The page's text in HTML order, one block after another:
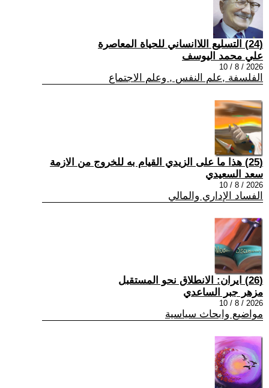
(24) التسليع اللاانساني للحياة المعاصرة
علي محمد اليوسف
2026 / 8 / 10
الفلسفة ,علم النفس , وعلم الاجتماع
(25) هذا ما على الزيدي القيام به للخروج من الازمة
سعد السعيدي
2026 / 8 / 10
الفساد الإداري والمالي
(26) ايران: الانطلاق نحو المستقبل
مزهر جبر الساعدي
2026 / 8 / 10
مواضيع وابحاث سياسية